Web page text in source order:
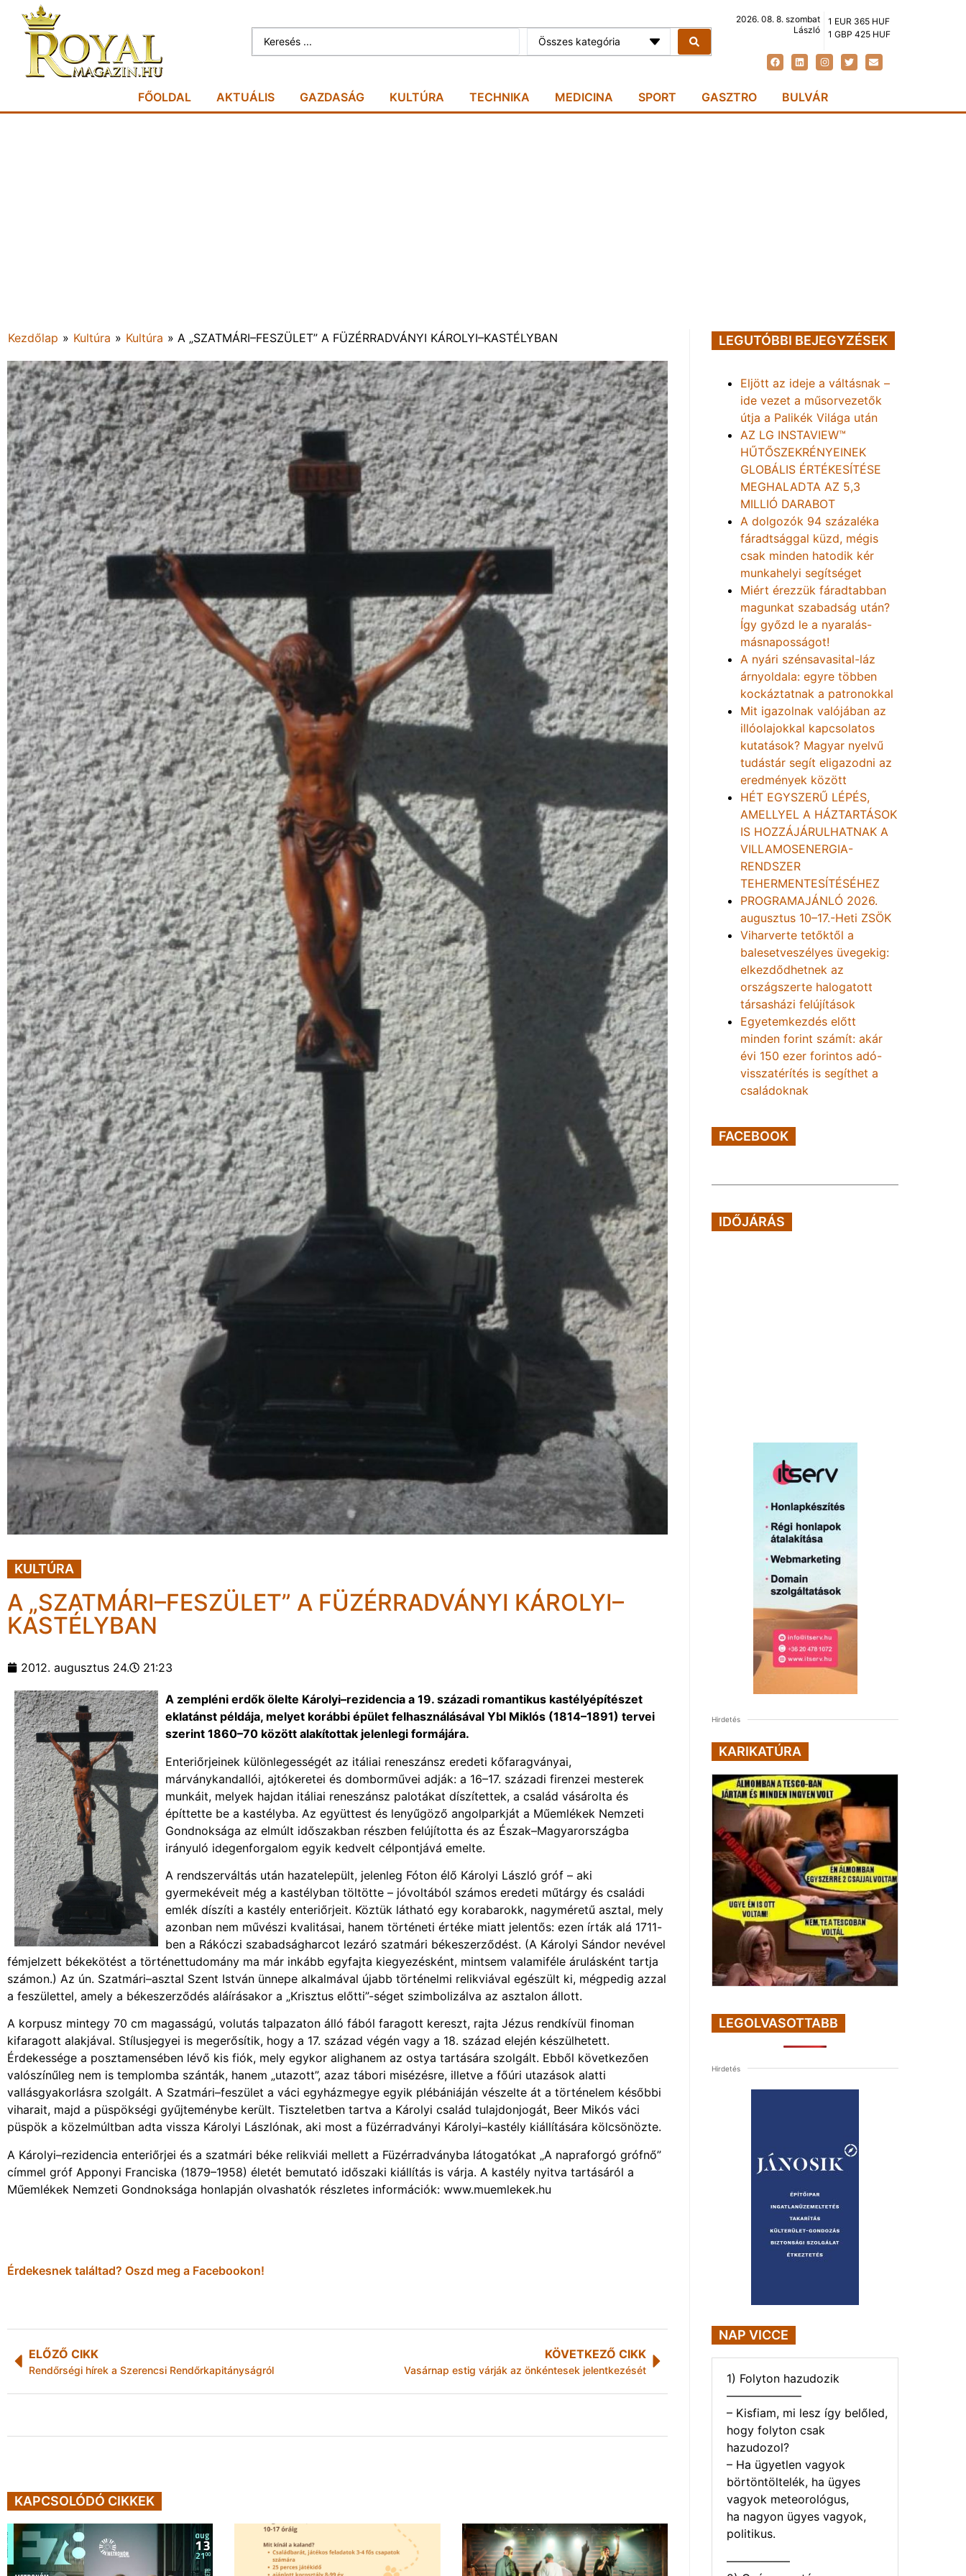
Összes kategória
2026. 08. 8. szombat
László
1 EUR 365 HUF
1 GBP 425 HUF
FŐOLDAL AKTUÁLIS GAZDASÁG KULTÚRA TECHNIKA MEDICINA SPORT GASZTRO BULVÁR
Kezdőlap » Kultúra » Kultúra » A „SZATMÁRI–FESZÜLET” A FÜZÉRRADVÁNYI KÁROLYI–KASTÉLYBAN
KULTÚRA
A „SZATMÁRI–FESZÜLET” A FÜZÉRRADVÁNYI KÁROLYI–
KASTÉLYBAN
2012. augusztus 24. 21:23
A zempléni erdők ölelte Károlyi–rezidencia a 19. századi romantikus kastélyépítészet
eklatánst példája, melyet korábbi épület felhasználásával Ybl Miklós (1814–1891) tervei
szerint 1860–70 között alakítottak jelenlegi formájára.
Enteriőrjeinek különlegességét az itáliai reneszánsz eredeti kőfaragványai,
márványkandallói, ajtókeretei és domborművei adják: a 16–17. századi firenzei mesterek
munkáit, melyek hajdan itáliai reneszánsz palotákat díszítettek, a család vásárolta és
építtette be a kastélyba. Az együttest és lenyűgöző angolparkját a Műemlékek Nemzeti
Gondnoksága az elmúlt időszakban részben felújította és az Észak–Magyarországba
irányuló idegenforgalom egyik kedvelt célpontjává emelte.
A rendszerváltás után hazatelepült, jelenleg Fóton élő Károlyi László gróf – aki
gyermekéveit még a kastélyban töltötte – jóvoltából számos eredeti műtárgy és családi
emlék díszíti a kastély enteriőrjeit. Köztük látható egy korabarokk, nagyméretű asztal, mely
azonban nem művészi kvalitásai, hanem történeti értéke miatt jelentős: ezen írták alá 1711-
ben a Rákóczi szabadságharcot lezáró szatmári békeszerződést. (A Károlyi Sándor nevével
fémjelzett békekötést a történettudomány ma már inkább egyfajta kiegyezésként, mintsem valamiféle árulásként tartja
számon.) Az ún. Szatmári–asztal Szent István ünnepe alkalmával újabb történelmi relikviával egészült ki, mégpedig azzal
a feszülettel, amely a békeszerződés aláírásakor a „Krisztus előtti”-séget szimbolizálva az asztalon állott.
A korpusz mintegy 70 cm magasságú, volutás talpazaton álló fából faragott kereszt, rajta Jézus rendkívül finoman
kifaragott alakjával. Stílusjegyei is megerősítik, hogy a 17. század végén vagy a 18. század elején készülhetett.
Érdekessége a posztamensében lévő kis fiók, mely egykor alighanem az ostya tartására szolgált. Ebből következően
valószínűleg nem is templomba szánták, hanem „utazott”, azaz tábori misézésre, illetve a főúri utazások alatti
vallásgyakorlásra szolgált. A Szatmári–feszület a váci egyházmegye egyik plébániáján vészelte át a történelem későbbi
viharait, majd a püspökségi gyűjteménybe került. Tiszteletben tartva a Károlyi család tulajdonjogát, Beer Mikós váci
püspök a közelmúltban adta vissza Károlyi Lászlónak, aki most a füzérradványi Károlyi–kastély kiállítására kölcsönözte.
A Károlyi–rezidencia enteriőrjei és a szatmári béke relikviái mellett a Füzérradványba látogatókat „A napraforgó grófnő”
címmel gróf Apponyi Franciska (1879–1958) életét bemutató időszaki kiállítás is várja. A kastély nyitva tartásáról a
Műemlékek Nemzeti Gondnoksága honlapján olvashatók részletes információk: www.muemlekek.hu
Érdekesnek találtad? Oszd meg a Facebookon!
ELŐZŐ CIKK
Rendőrségi hírek a Szerencsi Rendőrkapitányságról
KÖVETKEZŐ CIKK
Vasárnap estig várják az önkéntesek jelentkezését
KAPCSOLÓDÓ CIKKEK
LEGUTÓBBI BEJEGYZÉSEK
Eljött az ideje a váltásnak –
ide vezet a műsorvezetők
útja a Palikék Világa után
AZ LG INSTAVIEW™
HŰTŐSZEKRÉNYEINEK
GLOBÁLIS ÉRTÉKESÍTÉSE
MEGHALADTA AZ 5,3
MILLIÓ DARABOT
A dolgozók 94 százaléka
fáradtsággal küzd, mégis
csak minden hatodik kér
munkahelyi segítséget
Miért érezzük fáradtabban
magunkat szabadság után?
Így győzd le a nyaralás-
másnaposságot!
A nyári szénsavasital-láz
árnyoldala: egyre többen
kockáztatnak a patronokkal
Mit igazolnak valójában az
illóolajokkal kapcsolatos
kutatások? Magyar nyelvű
tudástár segít eligazodni az
eredmények között
HÉT EGYSZERŰ LÉPÉS,
AMELLYEL A HÁZTARTÁSOK
IS HOZZÁJÁRULHATNAK A
VILLAMOSENERGIA-
RENDSZER
TEHERMENTESÍTÉSÉHEZ
PROGRAMAJÁNLÓ 2026.
augusztus 10–17.-Heti ZSÖK
Viharverte tetőktől a
balesetveszélyes üvegekig:
elkezdődhetnek az
országszerte halogatott
társasházi felújítások
Egyetemkezdés előtt
minden forint számít: akár
évi 150 ezer forintos adó-
visszatérítés is segíthet a
családoknak
FACEBOOK
IDŐJÁRÁS
Hirdetés
KARIKATÚRA
LEGOLVASOTTABB
Hirdetés
NAP VICCE
1) Folyton hazudozik
——————–
– Kisfiam, mi lesz így belőled,
hogy folyton csak
hazudozol?
– Ha ügyetlen vagyok
börtöntöltelék, ha ügyes
vagyok meteorológus,
ha nagyon ügyes vagyok,
politikus.
—————–